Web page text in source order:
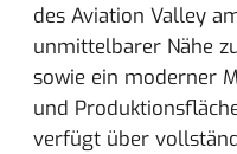
des Aviation Valley
unmittelbarer Nähe
sowie ein moderner
und
verfügt über